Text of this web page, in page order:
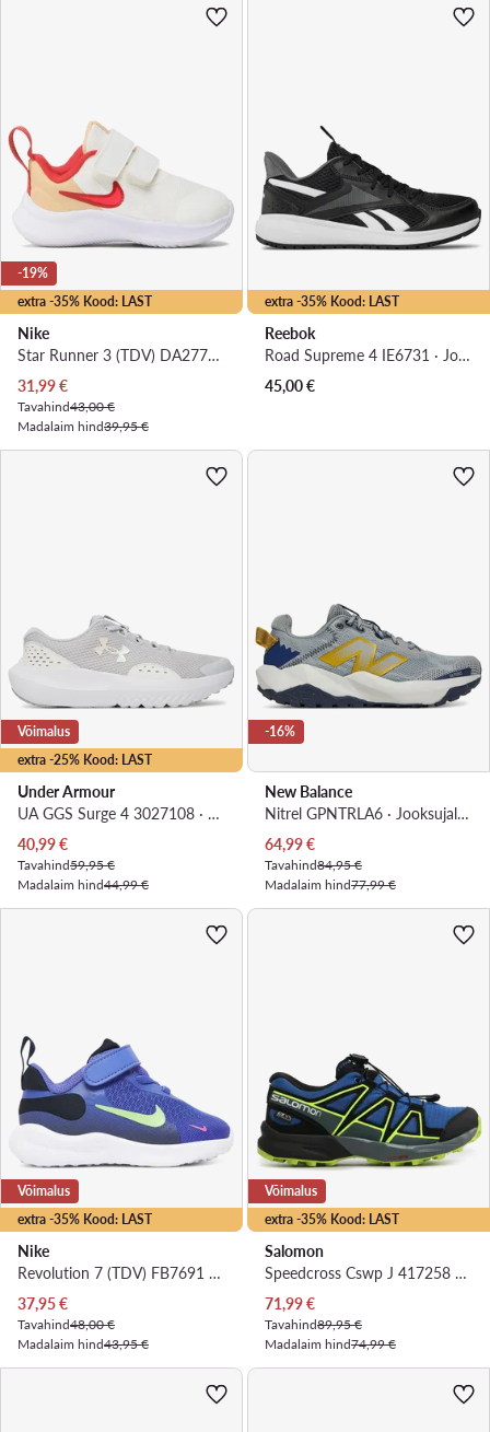
extra -35% Kood: LAST
-19%
Nike
Star Runner 3 (TDV) DA2778 101 · Jooksujalatsid
Praegune hind
31,99€
Tavahind43,00 €
Madalaim hind39,95 €
extra -35% Kood: LAST
Reebok
Road Supreme 4 IE6731 · Jooksujalatsid
45,00€
extra -25% Kood: LAST
Võimalus
Under Armour
UA GGS Surge 4 3027108 · Jooksujalatsid
Praegune hind
40,99€
Tavahind59,95 €
Madalaim hind44,99 €
-16%
New Balance
Nitrel GPNTRLA6 · Jooksujalatsid
Praegune hind
64,99€
Tavahind84,95 €
Madalaim hind77,99 €
extra -35% Kood: LAST
Võimalus
Nike
Revolution 7 (TDV) FB7691 500 · Jooksujalatsid
Praegune hind
37,95€
Tavahind48,00 €
Madalaim hind43,95 €
extra -35% Kood: LAST
Võimalus
Salomon
Speedcross Cswp J 417258 09 M0 · Jooksujalatsid
Praegune hind
71,99€
Tavahind89,95 €
Madalaim hind74,99 €